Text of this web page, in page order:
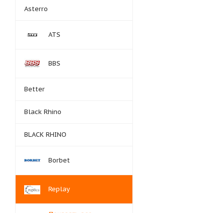
Asterro
ATS
BBS
Better
Black Rhino
BLACK RHINO
Borbet
Replay